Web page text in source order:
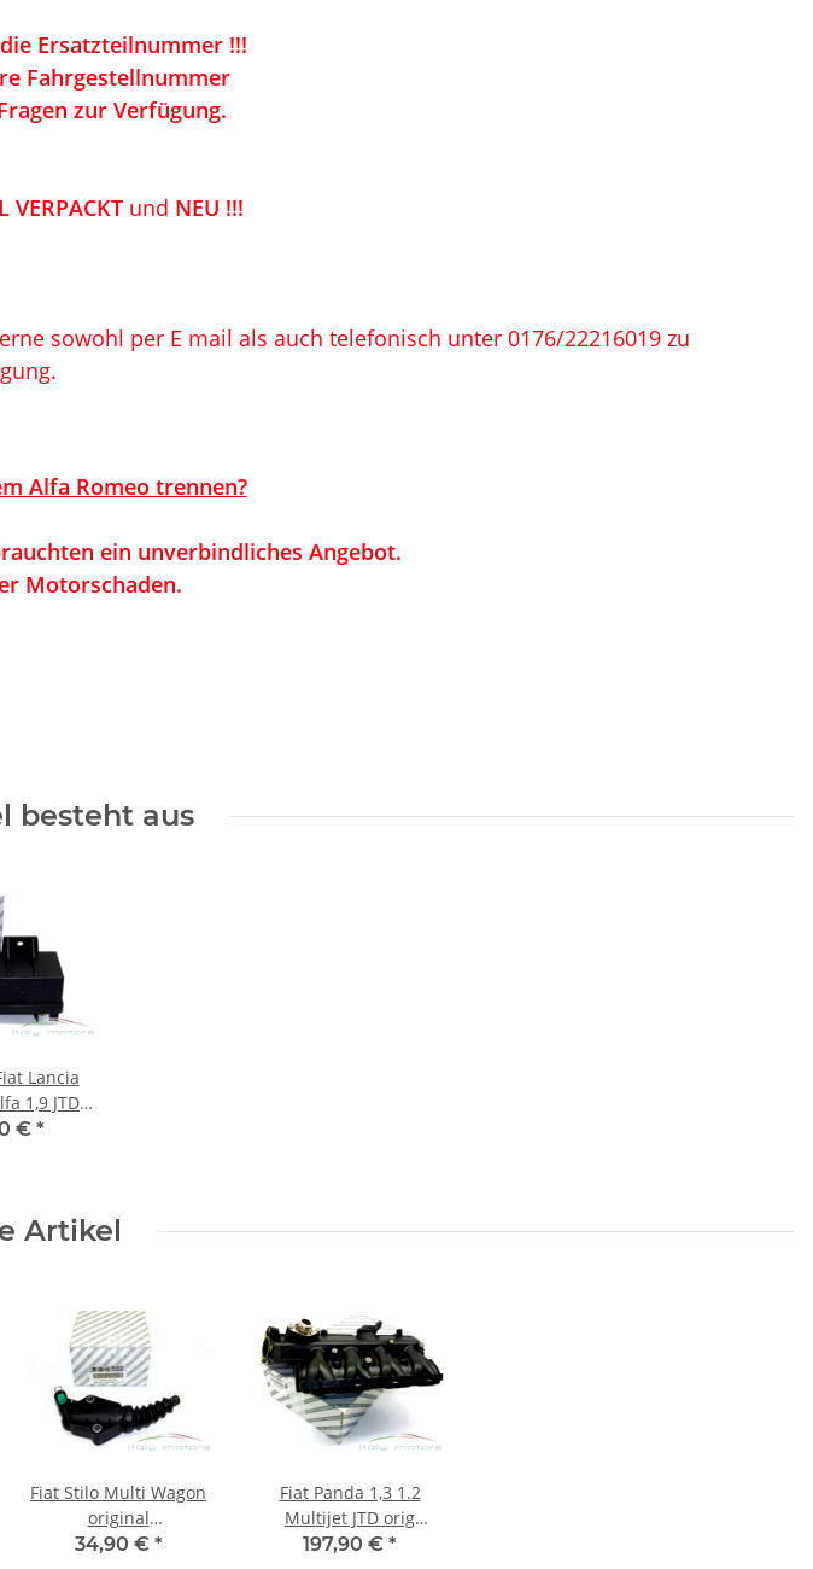
Ersatzteilnummer !!!
Fahrgestellnummer
zur Verfügung.
VERPACKTund NEU !!!
sowohl per E mail als auch telefonisch unter 0176/22216019 zu
Alfa Romeo trennen?
ein unverbindliches Angebot.
Motorschaden.
besteht aus
Lancia
1,9 JTD
€ *
Artikel
Fiat Stilo Multi Wagon
original
Kupplungsnehmerzylinder
34,90 € *
Fiat Panda 1,3 1.2
Multijet JTD orig
Ansaugbrücke
197,90 € *